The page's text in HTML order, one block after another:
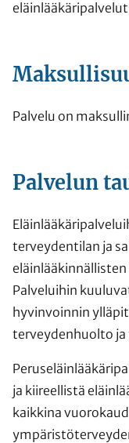
Palvelu on
Palvelun
terveydentilan ja
Palveluihin
hyvinvoinnin
terveydenhuolto ja
ja kiireellistä
kaikkina